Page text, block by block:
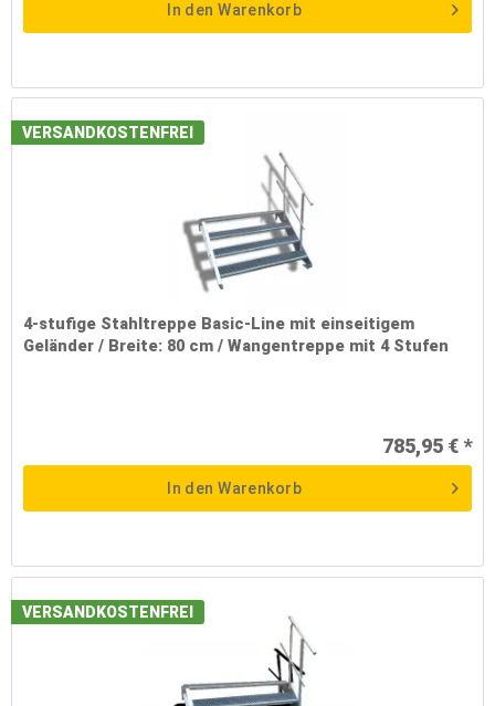
In den Warenkorb
VERSANDKOSTENFREI
4-stufige Stahltreppe Basic-Line mit einseitigem
Geländer / Breite: 80 cm / Wangentreppe mit 4 Stufen
785,95 € *
In den Warenkorb
VERSANDKOSTENFREI